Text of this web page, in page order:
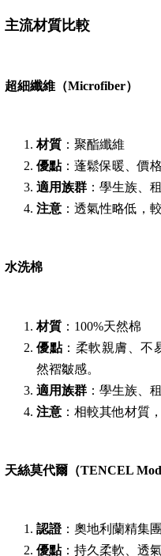
主流材質比較
超細纖維（Microfiber）
材質 ：聚酯纖維
優點：蓬鬆保暖、價
適用族群 ：學生族、
注意 ：透氣性略低，
水洗棉
材質 ：100%天然棉
優點：柔軟親膚、不
然褶皺感。
適用族群 ：學生族、
注意 ：相較其他材質
天絲莫代爾（TENCEL
認證：奧地利蘭精集
優點：持久柔軟、透